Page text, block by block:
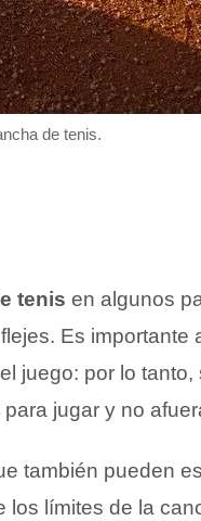
de tenis.
tenis en algunos
Es importante
juego: por lo tanto,
jugar y no
también pueden
límites de la